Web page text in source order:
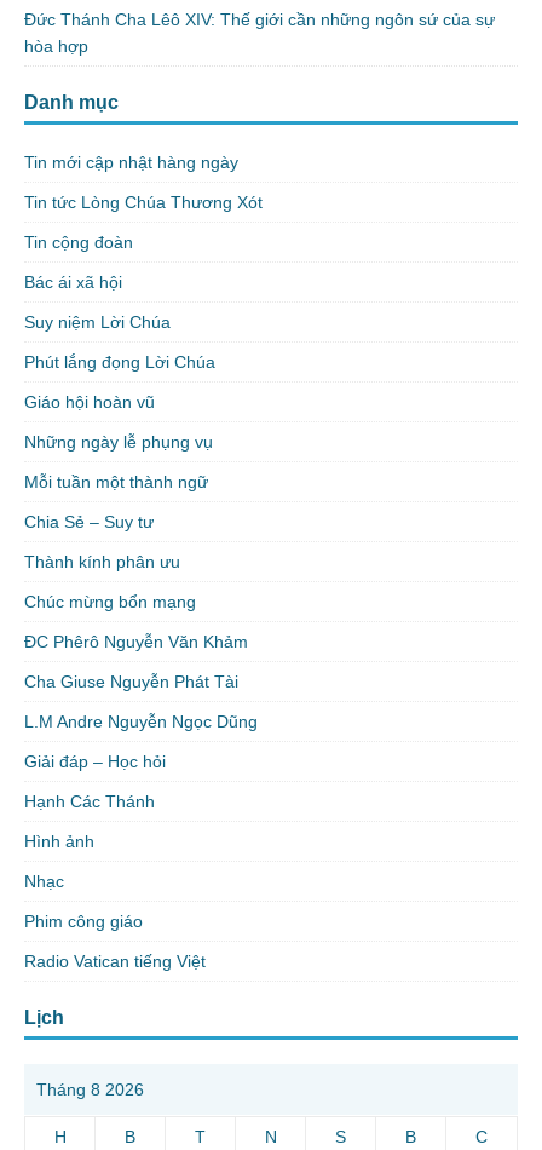
Đức Thánh Cha Lêô XIV: Thế giới cần những ngôn sứ của sự
hòa hợp
Danh mục
Tin mới cập nhật hàng ngày
Tin tức Lòng Chúa Thương Xót
Tin cộng đoàn
Bác ái xã hội
Suy niệm Lời Chúa
Phút lắng đọng Lời Chúa
Giáo hội hoàn vũ
Những ngày lễ phụng vụ
Mỗi tuần một thành ngữ
Chia Sẻ – Suy tư
Thành kính phân ưu
Chúc mừng bổn mạng
ĐC Phêrô Nguyễn Văn Khảm
Cha Giuse Nguyễn Phát Tài
L.M Andre Nguyễn Ngọc Dũng
Giải đáp – Học hỏi
Hạnh Các Thánh
Hình ảnh
Nhạc
Phim công giáo
Radio Vatican tiếng Việt
Lịch
Tháng 8 2026
H B T N S B C